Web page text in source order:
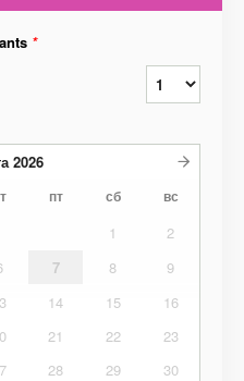
*
2026
пт сб вс
1
2
7 8
9
14 15
16
21 22
23
28 29
30